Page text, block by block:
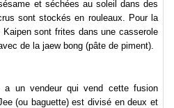
et séchées au soleil dans des
sont stockés en rouleaux. Pour la
sont frites dans une casserole
de la jaew bong (pâte de piment).
a un vendeur qui vend cette fusion
(ou baguette) est divisé en deux et